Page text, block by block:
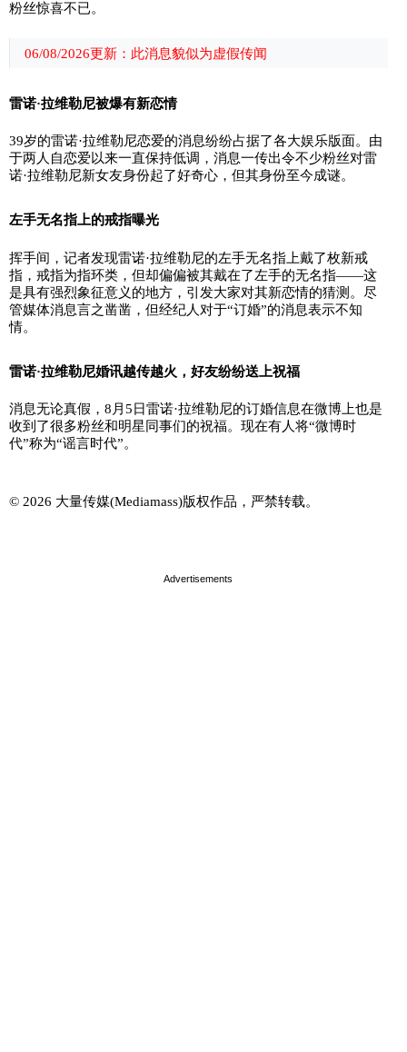
粉丝惊喜不已。
06/08/2026更新：此消息貌似为虚假传闻
雷诺·拉维勒尼被爆有新恋情
39岁的雷诺·拉维勒尼恋爱的消息纷纷占据了各大娱乐版面。由
于两人自恋爱以来一直保持低调，消息一传出令不少粉丝对雷
诺·拉维勒尼新女友身份起了好奇心，但其身份至今成谜。
左手无名指上的戒指曝光
挥手间，记者发现雷诺·拉维勒尼的左手无名指上戴了枚新戒
指，戒指为指环类，但却偏偏被其戴在了左手的无名指——这
是具有强烈象征意义的地方，引发大家对其新恋情的猜测。尽
管媒体消息言之凿凿，但经纪人对于“订婚”的消息表示不知
情。
雷诺·拉维勒尼婚讯越传越火，好友纷纷送上祝福
消息无论真假，8月5日雷诺·拉维勒尼的订婚信息在微博上也是
收到了很多粉丝和明星同事们的祝福。现在有人将“微博时
代”称为“谣言时代”。
© 2026 大量传媒(Mediamass)版权作品，严禁转载。